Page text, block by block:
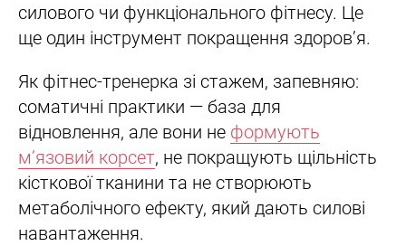
силового чи функціонального фітнесу. Це
ще один інструмент покращення здоров’я.
Як фітнес-тренерка зі стажем, запевняю:
соматичні практики — база для
відновлення, але вони не формують
м’язовий корсет, не покращують щільність
кісткової тканини та не створюють
метаболічного ефекту, який дають силові
навантаження.